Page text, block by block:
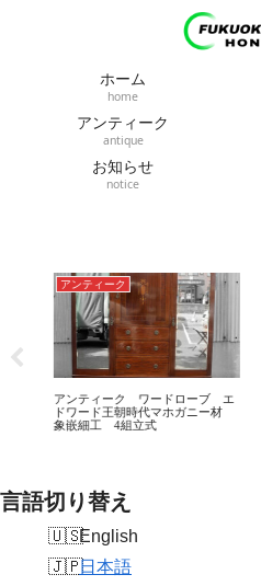
ホーム
home
アンティーク
antique
お知らせ
notice
アンティーク
アンティーク ワードローブ エ
ドワード王朝時代マホガニー材
象嵌細工 4組立式
言語切り替え
English
日本語